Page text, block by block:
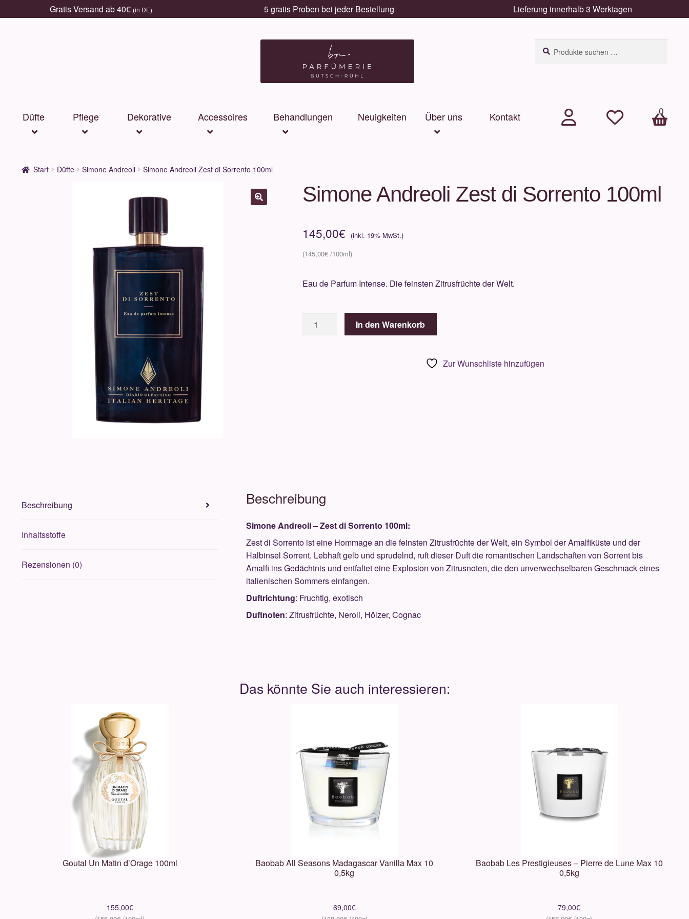
Gratis Versand ab 40€ (in DE) 5 gratis Proben bei jeder Bestellung Lieferung innerhalb 3 Werktagen
nach:
Düfte Pflege Dekorative Accessoires Behandlungen Neuigkeiten Über uns Kontakt
0
Arti
Start Düfte Simone Andreoli Simone Andreoli Zest di Sorrento 100ml
Simone Andreoli Zest di Sorrento 100ml
145,00€
145,00€
Eau de Parfum Intense. Die feinsten Zitrusfrüchte der Welt.
Andreoli
In den Warenkorb
Zur Wunschliste hinzufügen
Beschreibung
Inhaltsstoffe
Rezensionen (0)
Beschreibung
Simone Andreoli – Zest di Sorrento 100ml:
Zest di Sorrento ist eine Hommage an die feinsten Zitrusfrüchte der Welt, ein Symbol der Amalfiküste und der
Halbinsel Sorrent. Lebhaft gelb und sprudelnd, ruft dieser Duft die romantischen Landschaften von Sorrent bis
Amalfi ins Gedächtnis und entfaltet eine Explosion von Zitrusnoten, die den unverwechselbaren Geschmack eines
italienischen Sommers einfangen.
Duftrichtung: Fruchtig, exotisch
Duftnoten: Zitrusfrüchte, Neroli, Hölzer, Cognac
Goutal Un Matin d’Orage 100ml
155,00€
Baobab All Seasons Madagascar Vanilla Max 10
0,5kg
69,00€
Baobab Les Prestigieuses – Pierre de Lune Max 10
0,5kg
79,00€